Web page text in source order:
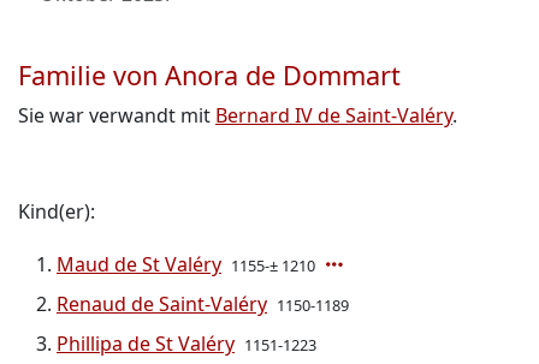
Familie von Anora de Dommart
Sie war verwandt mit Bernard IV de Saint-Valéry.
Kind(er):
Maud de St Valéry 1155-± 1210
Renaud de Saint-Valéry 1150-1189
Phillipa de St Valéry 1151-1223